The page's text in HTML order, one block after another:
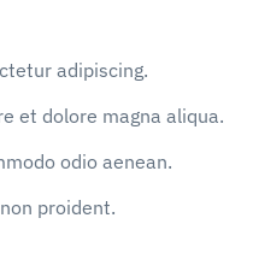
adipiscing.
et dolore magna aliqua.
odio aenean.
proident.